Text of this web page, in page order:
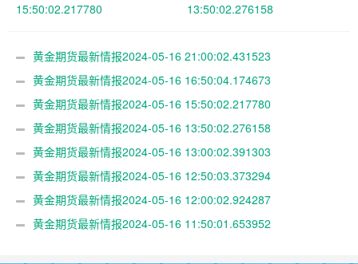
15:50:02.217780
13:50:02.276158
黄金期货最新情报2024-05-16 21:00:02.431523
黄金期货最新情报2024-05-16 16:50:04.174673
黄金期货最新情报2024-05-16 15:50:02.217780
黄金期货最新情报2024-05-16 13:50:02.276158
黄金期货最新情报2024-05-16 13:00:02.391303
黄金期货最新情报2024-05-16 12:50:03.373294
黄金期货最新情报2024-05-16 12:00:02.924287
黄金期货最新情报2024-05-16 11:50:01.653952